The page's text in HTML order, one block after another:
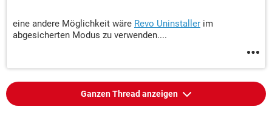
eine andere Möglichkeit wäre Revo Uninstaller im
abgesicherten Modus zu verwenden....
Ganzen Thread anzeigen